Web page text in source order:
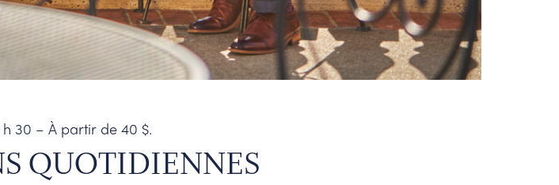
h 30 – À partir de 40 $.
QUOTIDIENNES